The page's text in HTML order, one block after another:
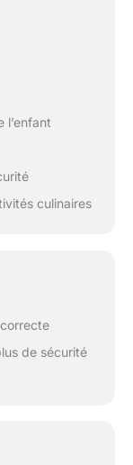
l’enfant
culinaires
de sécurité